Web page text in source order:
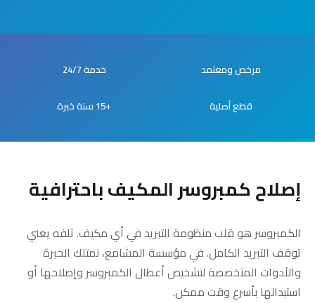
مرخص ومعتمد خدمة 24/7
قطع أصلية +15 سنة خبرة
إصلاح كمبروسر المكيف باحترافية
الكمبروسر هو قلب منظومة التبريد في أي مكيف. تلفه يعني
توقف التبريد الكامل. في مؤسسة المشامع، نمتلك الخبرة
والأدوات المتخصصة لتشخيص أعطال الكمبروسر وإصلاحها أو
استبدالها بأسرع وقت ممكن.